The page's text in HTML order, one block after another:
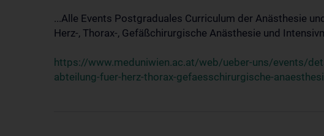
...Alle Events Postgraduales Curriculum der Anästhesie
Herz-, Thorax-, Gefäßchirurgische Anästhesie und
https://www.meduniwien.ac.at/web/ueber-uns/events/
abteilung-fuer-herz-thorax-gefaesschirurgische-